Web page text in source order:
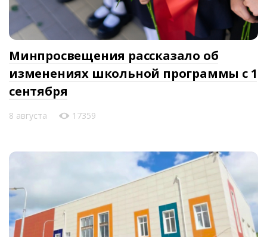
Минпросвещения рассказало об
изменениях школьной программы с 1
сентября
8 августа 17359